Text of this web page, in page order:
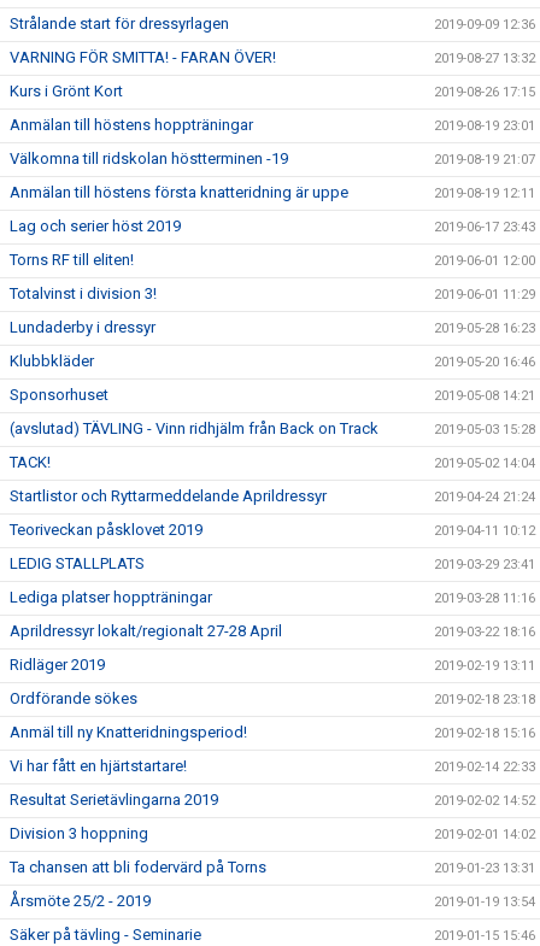
Strålande start för dressyrlagen 2019-09-09 12:36
VARNING FÖR SMITTA! - FARAN ÖVER! 2019-08-27 13:32
Kurs i Grönt Kort 2019-08-26 17:15
Anmälan till höstens hoppträningar 2019-08-19 23:01
Välkomna till ridskolan höstterminen -19 2019-08-19 21:07
Anmälan till höstens första knatteridning är uppe 2019-08-19 12:11
Lag och serier höst 2019 2019-06-17 23:43
Torns RF till eliten! 2019-06-01 12:00
Totalvinst i division 3! 2019-06-01 11:29
Lundaderby i dressyr 2019-05-28 16:23
Klubbkläder 2019-05-20 16:46
Sponsorhuset 2019-05-08 14:21
(avslutad) TÄVLING - Vinn ridhjälm från Back on Track 2019-05-03 15:28
TACK! 2019-05-02 14:04
Startlistor och Ryttarmeddelande Aprildressyr 2019-04-24 21:24
Teoriveckan påsklovet 2019 2019-04-11 10:12
LEDIG STALLPLATS 2019-03-29 23:41
Lediga platser hoppträningar 2019-03-28 11:16
Aprildressyr lokalt/regionalt 27-28 April 2019-03-22 18:16
Ridläger 2019 2019-02-19 13:11
Ordförande sökes 2019-02-18 23:18
Anmäl till ny Knatteridningsperiod! 2019-02-18 15:16
Vi har fått en hjärtstartare! 2019-02-14 22:33
Resultat Serietävlingarna 2019 2019-02-02 14:52
Division 3 hoppning 2019-02-01 14:02
Ta chansen att bli fodervärd på Torns 2019-01-23 13:31
Årsmöte 25/2 - 2019 2019-01-19 13:54
Säker på tävling - Seminarie 2019-01-15 15:46